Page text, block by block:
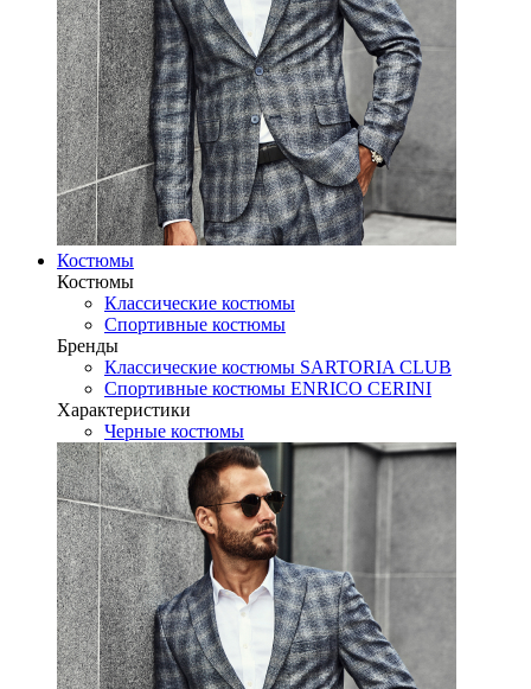
Костюмы
Костюмы
Классические костюмы
Спортивные костюмы
Бренды
Классические костюмы SARTORIA CLUB
Спортивные костюмы ENRICO CERINI
Характеристики
Черные костюмы